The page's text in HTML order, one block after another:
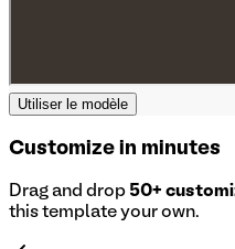
Utiliser le modèle
Customize in minutes
Drag and drop 50+
this template your own.